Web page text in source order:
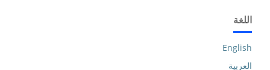
اللغة
English
العربية